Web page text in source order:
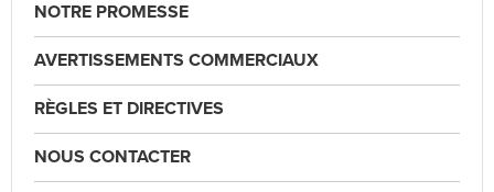
NOTRE PROMESSE
AVERTISSEMENTS COMMERCIAUX
RÈGLES ET DIRECTIVES
NOUS CONTACTER